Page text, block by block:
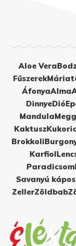
Aloe Vera
Fűszerek
ÁfonyaAlma
DinnyeDió
Mandula
Kaktusz
Brokkoli
Karfiol
Paradicsom
Savanyú
ZellerZöldbab